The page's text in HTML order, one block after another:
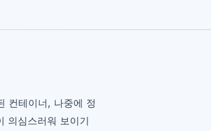
컨테이너, 나중에 정
의심스러워 보이기